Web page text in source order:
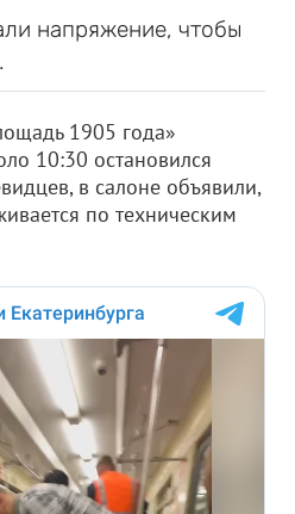
напряжение, чтобы
1905 года»
10:30 остановился
в салоне объявили,
по техническим